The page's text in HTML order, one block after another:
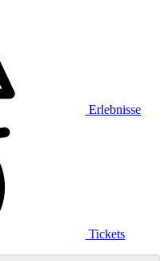
Erlebnisse
Tickets